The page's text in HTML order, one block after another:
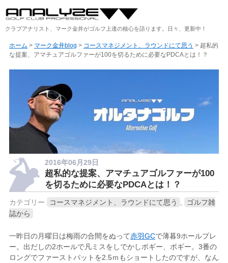
クラブアナリスト、マーク金井がゴルフ上達の核心を語ります。日々、更新中！
ホーム > マーク金井blog > コースマネジメント、ラウンドにて思う > 超私的
な提案、アマチュアゴルファーが100を切るために必要なPDCAとは！？
2016年06月29日
超私的な提案、アマチュアゴルファーが100
を切るために必要なPDCAとは！？
カテゴリー コースマネジメント、ラウンドにて思う
ゴルフ雑
誌から
一昨日の月曜日は梅雨の合間をぬって赤羽GCで薄暮9ホールプレ
ー。出だしの2ホールで凡ミスをしでかしボギー、ボギー。3番の
ロングでファーストパットを2.5ｍもショートしたのですが、なん